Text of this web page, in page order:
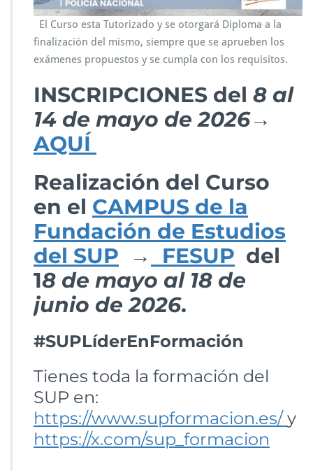
El Curso esta Tutorizado y se otorgará Diploma a la
finalización del mismo, siempre que se aprueben los
exámenes propuestos y se cumpla con los requisitos.
INSCRIPCIONES del 8 al
14 de mayo de 2026→
AQUÍ
Realización del Curso
en el CAMPUS de la
Fundación de Estudios
del SUP → FESUP del
18 de mayo al 18 de
junio de 2026.
#SUPLíderEnFormación
Tienes toda la formación del
SUP en:
https://www.supformacion.es/y
https://x.com/sup_formacion